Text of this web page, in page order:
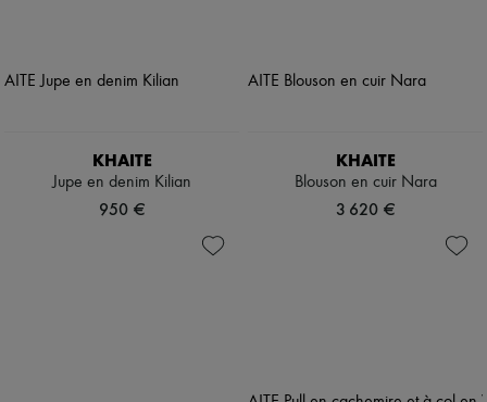
KHAITE
Jupe en denim Kilian
950 €
KHAITE
Blouson en cuir Nara
3 620 €